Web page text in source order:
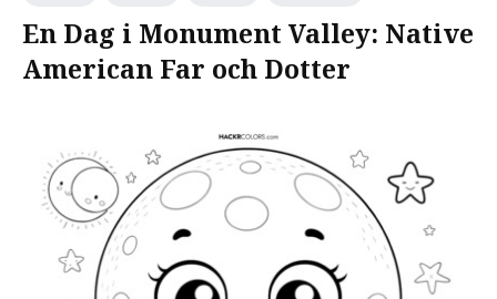
En Dag i Monument Valley: Native
American Far och Dotter